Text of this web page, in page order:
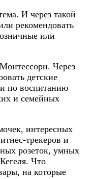
И через такой
рекомендовать
или
Через
детские
по воспитанию
и семейных
интересных
трекеров и
розеток, умных
Что
на которые